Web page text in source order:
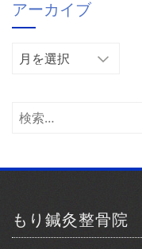
リ
ー
アーカイブ
ア
イ
検
もり鍼灸整骨院